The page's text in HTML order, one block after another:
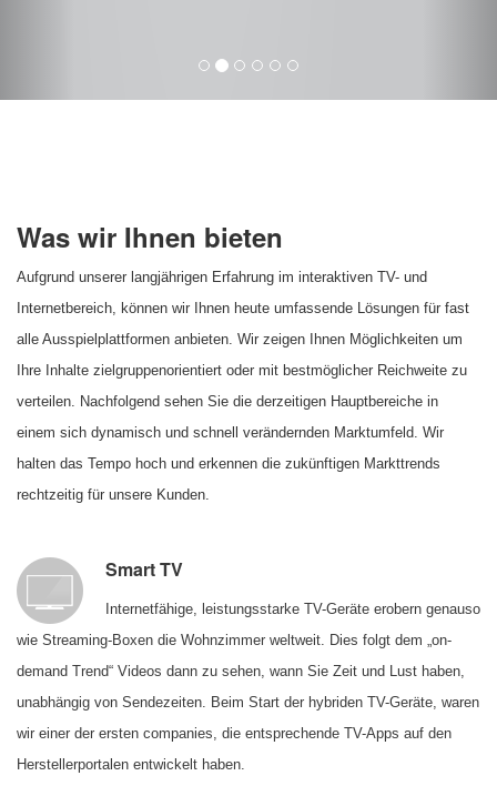
Was wir Ihnen bieten
Aufgrund unserer langjährigen Erfahrung im interaktiven TV- und
Internetbereich, können wir Ihnen heute umfassende Lösungen für fast
alle Ausspielplattformen anbieten. Wir zeigen Ihnen Möglichkeiten um
Ihre Inhalte zielgruppenorientiert oder mit bestmöglicher Reichweite zu
verteilen. Nachfolgend sehen Sie die derzeitigen Hauptbereiche in
einem sich dynamisch und schnell verändernden Marktumfeld. Wir
halten das Tempo hoch und erkennen die zukünftigen Markttrends
rechtzeitig für unsere Kunden.
Smart TV
Internetfähige, leistungsstarke TV-Geräte erobern genauso
wie Streaming-Boxen die Wohnzimmer weltweit. Dies folgt dem „on-
demand Trend“ Videos dann zu sehen, wann Sie Zeit und Lust haben,
unabhängig von Sendezeiten. Beim Start der hybriden TV-Geräte, waren
wir einer der ersten companies, die entsprechende TV-Apps auf den
Herstellerportalen entwickelt haben.